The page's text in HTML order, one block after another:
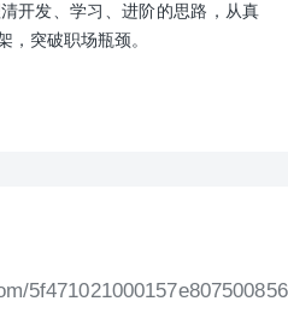
开发、学习、进阶的思路，从真
，突破职场瓶颈。